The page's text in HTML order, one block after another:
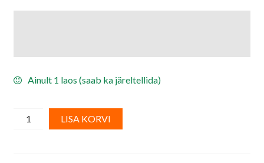
Ainult 1 laos (saab ka järeltellida)
Dekoreerimispasta/
kaunistusgeel
LISA KORVI